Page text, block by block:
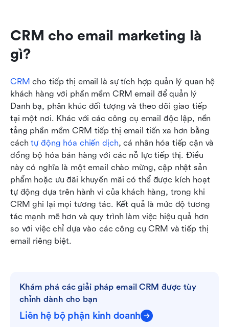
CRM cho email marketing là
gì?
CRM cho tiếp thị email là sự tích hợp quản lý quan hệ
khách hàng với phần mềm CRM email để quản lý
Danh bạ, phân khúc đối tượng và theo dõi giao tiếp
tại một nơi. Khác với các công cụ email độc lập, nền
tảng phần mềm CRM tiếp thị email tiến xa hơn bằng
cách tự động hóa chiến dịch, cá nhân hóa tiếp cận và
đồng bộ hóa bán hàng với các nỗ lực tiếp thị. Điều
này có nghĩa là một email chào mừng, cập nhật sản
phẩm hoặc ưu đãi khuyến mãi có thể được kích hoạt
tự động dựa trên hành vi của khách hàng, trong khi
CRM ghi lại mọi tương tác. Kết quả là mức độ tương
tác mạnh mẽ hơn và quy trình làm việc hiệu quả hơn
so với việc chỉ dựa vào các công cụ CRM và tiếp thị
email riêng biệt.
Khám phá các giải pháp email CRM được tùy
chỉnh dành cho bạn
Liên hệ bộ phận kinh doanh